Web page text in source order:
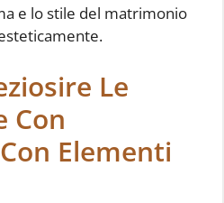
e lo stile del matrimonio
Le
Con
Elementi